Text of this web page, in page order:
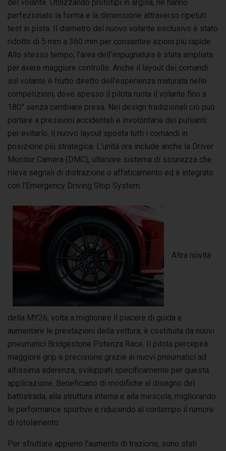
del volante. Utilizzando prototipi in argilla, ne hanno
perfezionato la forma e la dimensione attraverso ripetuti
test in pista. Il diametro del nuovo volante esclusivo è stato
ridotto di 5 mm a 360 mm per consentire azioni più rapide.
Allo stesso tempo, l’area dell’impugnatura è stata ampliata
per avere maggiore controllo. Anche il layout dei comandi
sul volante è frutto diretto dell’esperienza maturata nelle
competizioni, dove spesso il pilota ruota il volante fino a
180° senza cambiare presa. Nei design tradizionali ciò può
portare a pressioni accidentali e involontarie dei pulsanti:
per evitarlo, il nuovo layout sposta tutti i comandi in
posizione più strategica. L’unità ora include anche la Driver
Monitor Camera (DMC), ulteriore sistema di sicurezza che
rileva segnali di distrazione o affaticamento ed è integrato
con l’Emergency Driving Stop System.
Altra novità
della MY26, volta a migliorare il piacere di guida e
aumentare le prestazioni della vettura, è costituita da nuovi
pneumatici Bridgestone Potenza Race. Il pilota percepirà
maggiore grip e precisione grazie ai nuovi pneumatici ad
altissima aderenza, sviluppati specificamente per questa
applicazione. Beneficiano di modifiche al disegno del
battistrada, alla struttura interna e alla mescola, migliorando
le performance sportive e riducendo al contempo il rumore
di rotolamento.
Per sfruttare appieno l’aumento di trazione, sono stati